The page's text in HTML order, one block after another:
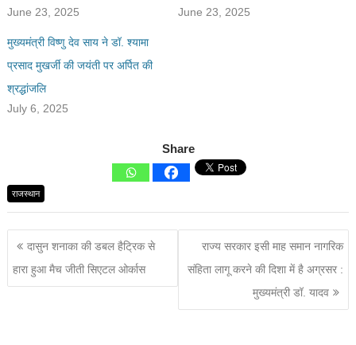
June 23, 2025
June 23, 2025
मुख्यमंत्री विष्णु देव साय ने डॉ. श्यामा
प्रसाद मुखर्जी की जयंती पर अर्पित की
श्रद्धांजलि
July 6, 2025
Share
राजस्थान
दासुन शनाका की डबल हैट्रिक से
हारा हुआ मैच जीती सिएटल ओर्कास
राज्य सरकार इसी माह समान नागरिक
संहिता लागू करने की दिशा में है अग्रसर :
मुख्यमंत्री डॉ. यादव